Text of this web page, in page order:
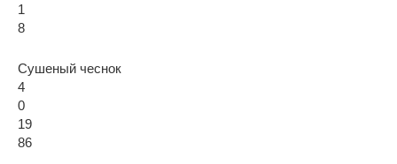
1
8
Сушеный чеснок
4
0
19
86